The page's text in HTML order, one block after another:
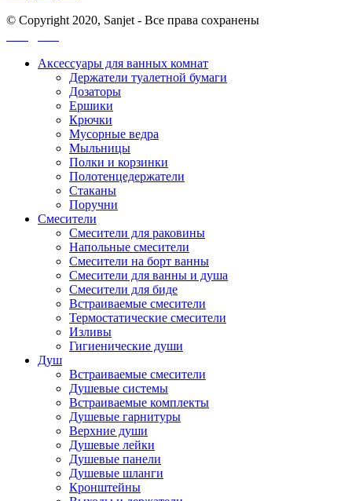
© Copyright 2020, Sanjet - Все права сохранены
Аксессуары для ванных комнат
Держатели туалетной бумаги
Дозаторы
Ершики
Крючки
Мусорные ведра
Мыльницы
Полки и корзинки
Полотенцедержатели
Стаканы
Поручни
Смесители
Смесители для раковины
Напольные смесители
Смесители на борт ванны
Смесители для ванны и душа
Смесители для биде
Встраиваемые смесители
Термостатические смесители
Изливы
Гигиенические души
Душ
Встраиваемые смесители
Душевые системы
Встраиваемые комплекты
Душевые гарнитуры
Верхние души
Душевые лейки
Душевые панели
Душевые шланги
Кронштейны